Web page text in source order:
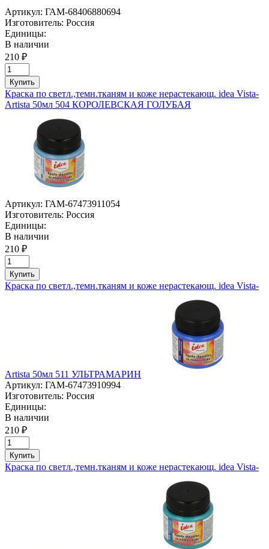
Артикул: ГАМ-68406880694
Изготовитель: Россия
Единицы:
В наличии
210 ₽
Купить
Краска по светл.,темн.тканям и коже нерастекающ. idea Vista-
Artista 50мл 504 КОРОЛЕВСКАЯ ГОЛУБАЯ
Артикул: ГАМ-67473911054
Изготовитель: Россия
Единицы:
В наличии
210 ₽
Купить
Краска по светл.,темн.тканям и коже нерастекающ. idea Vista-
Artista 50мл 511 УЛЬТРАМАРИН
Артикул: ГАМ-67473910994
Изготовитель: Россия
Единицы:
В наличии
210 ₽
Купить
Краска по светл.,темн.тканям и коже нерастекающ. idea Vista-